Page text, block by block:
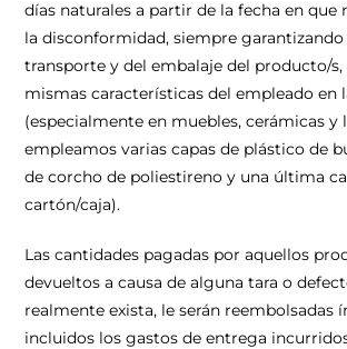
días naturales a partir de la fecha en que
la disconformidad,siempre
transporte y del embalaje del producto/
mismas características del empleado en
(especialmente en muebles, cerámicas y
empleamos varias capas de plástico de
de corcho de poliestireno y una última
cartón/caja).
Las cantidades pagadas por aquellos
devueltos a causa de alguna tara o
realmente exista, le serán reembolsadas
incluidos los gastos de entrega